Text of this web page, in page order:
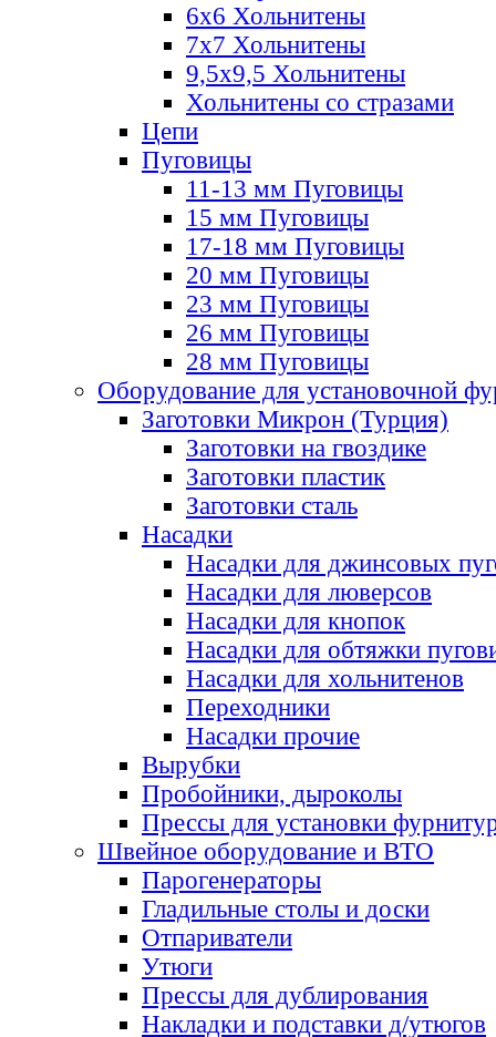
6х6 Хольнитены
7х7 Хольнитены
9,5х9,5 Хольнитены
Хольнитены со стразами
Цепи
Пуговицы
11-13 мм Пуговицы
15 мм Пуговицы
17-18 мм Пуговицы
20 мм Пуговицы
23 мм Пуговицы
26 мм Пуговицы
28 мм Пуговицы
Оборудование для установочной
Заготовки Микрон (Турция)
Заготовки на гвоздике
Заготовки пластик
Заготовки сталь
Насадки
Насадки для джинсовых
Насадки для люверсов
Насадки для кнопок
Насадки для обтяжки
Насадки для хольнитенов
Переходники
Насадки прочие
Вырубки
Пробойники, дыроколы
Прессы для установки
Швейное оборудование и ВТО
Парогенераторы
Гладильные столы и доски
Отпариватели
Утюги
Прессы для дублирования
Накладки и подставки д/утюгов